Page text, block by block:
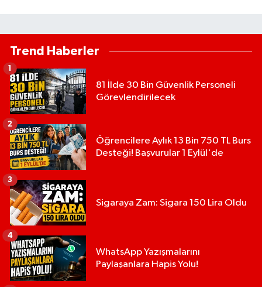
Trend Haberler
81 İlde 30 Bin Güvenlik Personeli
Görevlendirilecek
1
Öğrencilere Aylık 13 Bin 750 TL Burs
Desteği! Başvurular 1 Eylül'de
2
Sigaraya Zam: Sigara 150 Lira Oldu
3
WhatsApp Yazışmalarını
Paylaşanlara Hapis Yolu!
4